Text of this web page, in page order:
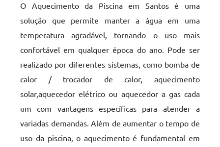
O Aquecimento da Piscina em Santos é uma
solução que permite manter a água em uma
temperatura agradável, tornando o uso mais
confortável em qualquer época do ano. Pode ser
realizado por diferentes sistemas, como bomba de
calor / trocador de calor, aquecimento
solar,aquecedor elétrico ou aquecedor a gas cada
um com vantagens específicas para atender a
variadas demandas. Além de aumentar o tempo de
uso da piscina, o aquecimento é fundamental em